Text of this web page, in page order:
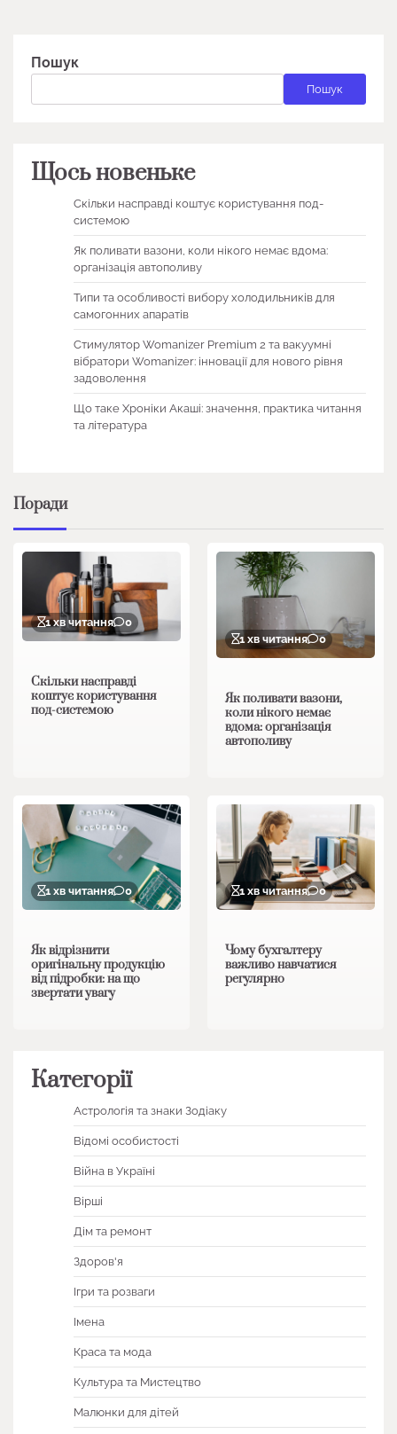
Пошук
Пошук
Щось новеньке
Скільки насправді коштує користування под-
системою
Як поливати вазони, коли нікого немає вдома:
організація автополиву
Типи та особливості вибору холодильників для
самогонних апаратів
Стимулятор Womanizer Premium 2 та вакуумні
вібратори Womanizer: інновації для нового рівня
задоволення
Що таке Хроніки Акаші: значення, практика читання
та література
Поради
1 хв читання 0
Скільки насправді
коштує користування
под-системою
1 хв читання 0
Як поливати вазони,
коли нікого немає
вдома: організація
автополиву
1 хв читання 0
Як відрізнити
оригінальну продукцію
від підробки: на що
звертати увагу
1 хв читання 0
Чому бухгалтеру
важливо навчатися
регулярно
Категорії
Астрологія та знаки Зодіаку
Відомі особистості
Війна в Україні
Вірші
Дім та ремонт
Здоров'я
Ігри та розваги
Імена
Краса та мода
Культура та Мистецтво
Малюнки для дітей